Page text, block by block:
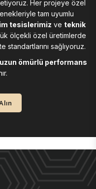
Her projeye özel
tam uyumlu
tesislerimiz ve teknik
ölçekli özel üretimlerde
sağlıyoruz.
uzun ömürlü performans